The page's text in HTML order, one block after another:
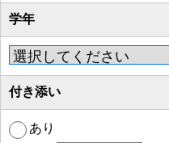
学年
付き添い
あり